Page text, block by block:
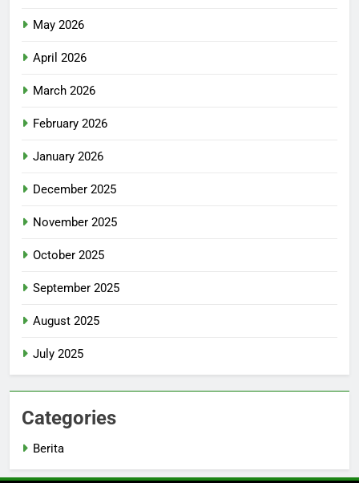
May 2026
April 2026
March 2026
February 2026
January 2026
December 2025
November 2025
October 2025
September 2025
August 2025
July 2025
Categories
Berita